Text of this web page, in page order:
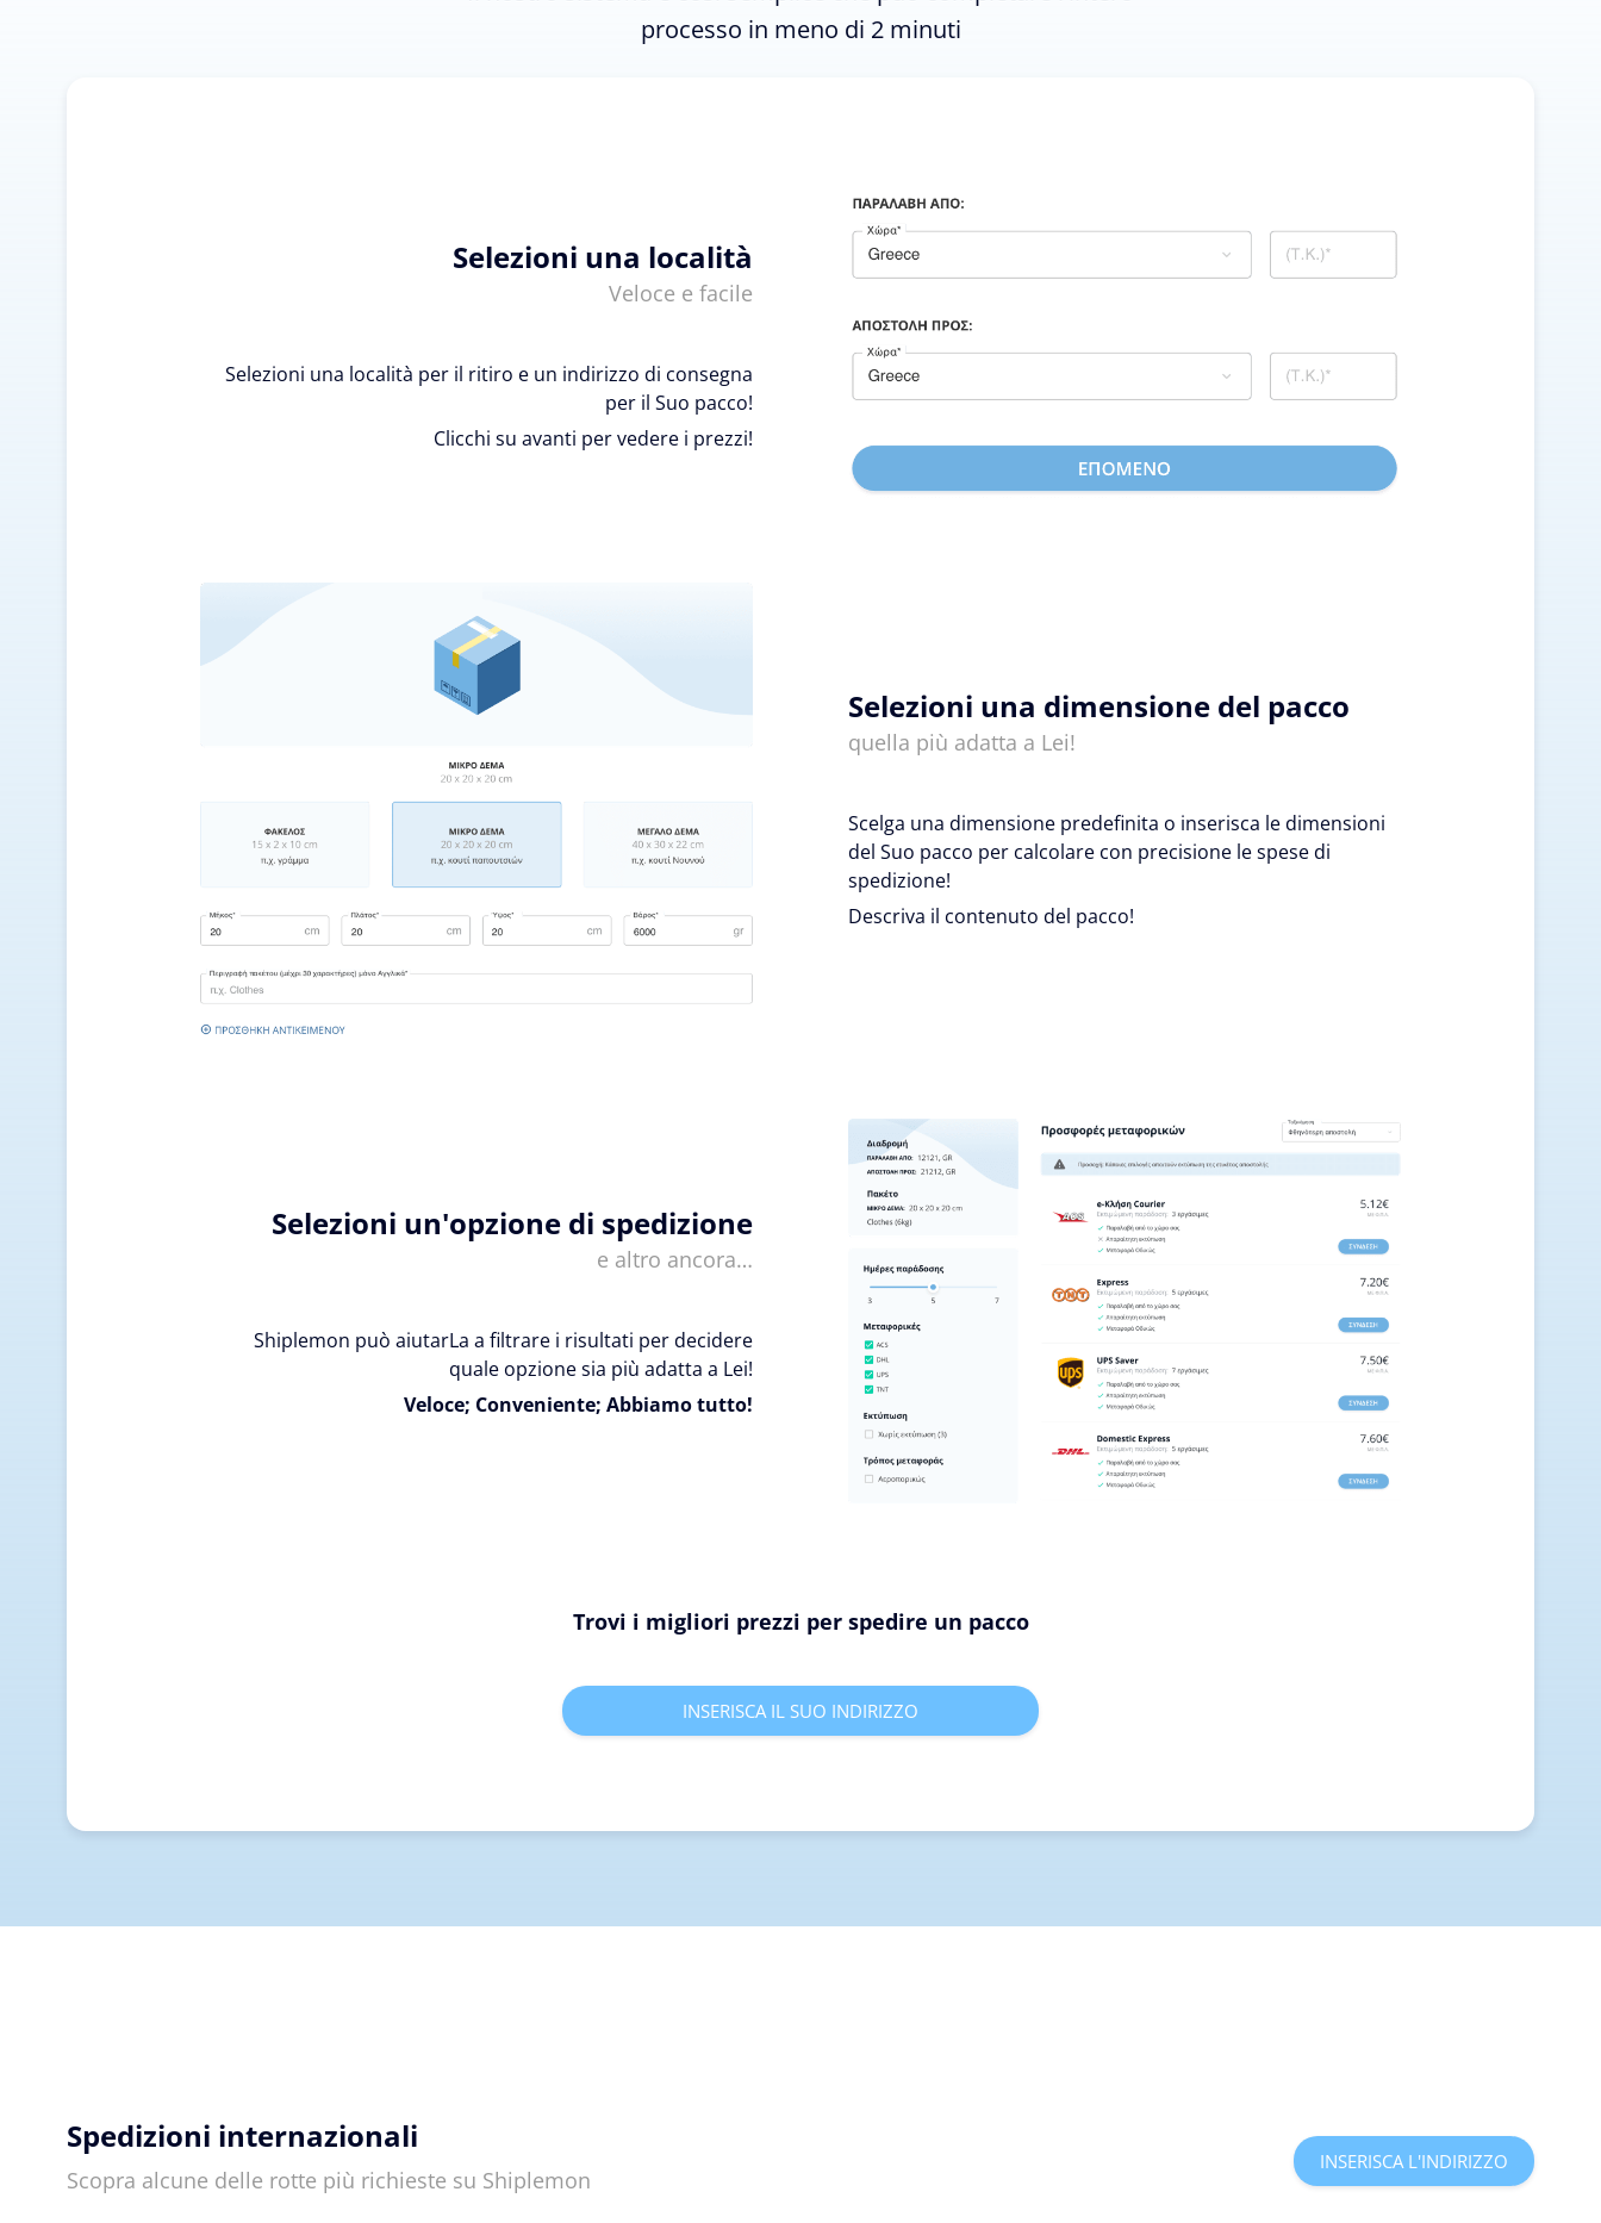
processo in meno di 2 minuti
Selezioni una località
Veloce e facile
Selezioni una località per il ritiro e un indirizzo di consegna
per il Suo pacco!
Clicchi su avanti per vedere i prezzi!
Selezioni una dimensione del pacco
quella più adatta a Lei!
Scelga una dimensione predefinita o inserisca le dimensioni
del Suo pacco per calcolare con precisione le spese di
spedizione!
Descriva il contenuto del pacco!
Selezioni un'opzione di spedizione
e altro ancora…
Shiplemon può aiutarLa a filtrare i risultati per decidere
quale opzione sia più adatta a Lei!
Veloce; Conveniente; Abbiamo tutto!
Trovi i migliori prezzi per spedire un pacco
INSERISCA IL SUO INDIRIZZO
Spedizioni internazionali
Scopra alcune delle rotte più richieste su Shiplemon
INSERISCA L'INDIRIZZO